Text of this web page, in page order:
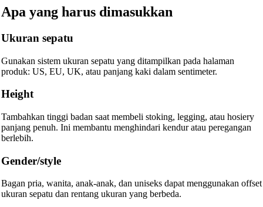
Apa yang harus dimasukkan
Ukuran sepatu
Gunakan sistem ukuran sepatu yang ditampilkan pada halaman
produk: US, EU, UK, atau panjang kaki dalam sentimeter.
Height
Tambahkan tinggi badan saat membeli stoking, legging, atau hosiery
panjang penuh. Ini membantu menghindari kendur atau peregangan
berlebih.
Gender/style
Bagan pria, wanita, anak-anak, dan uniseks dapat menggunakan offset
ukuran sepatu dan rentang ukuran yang berbeda.